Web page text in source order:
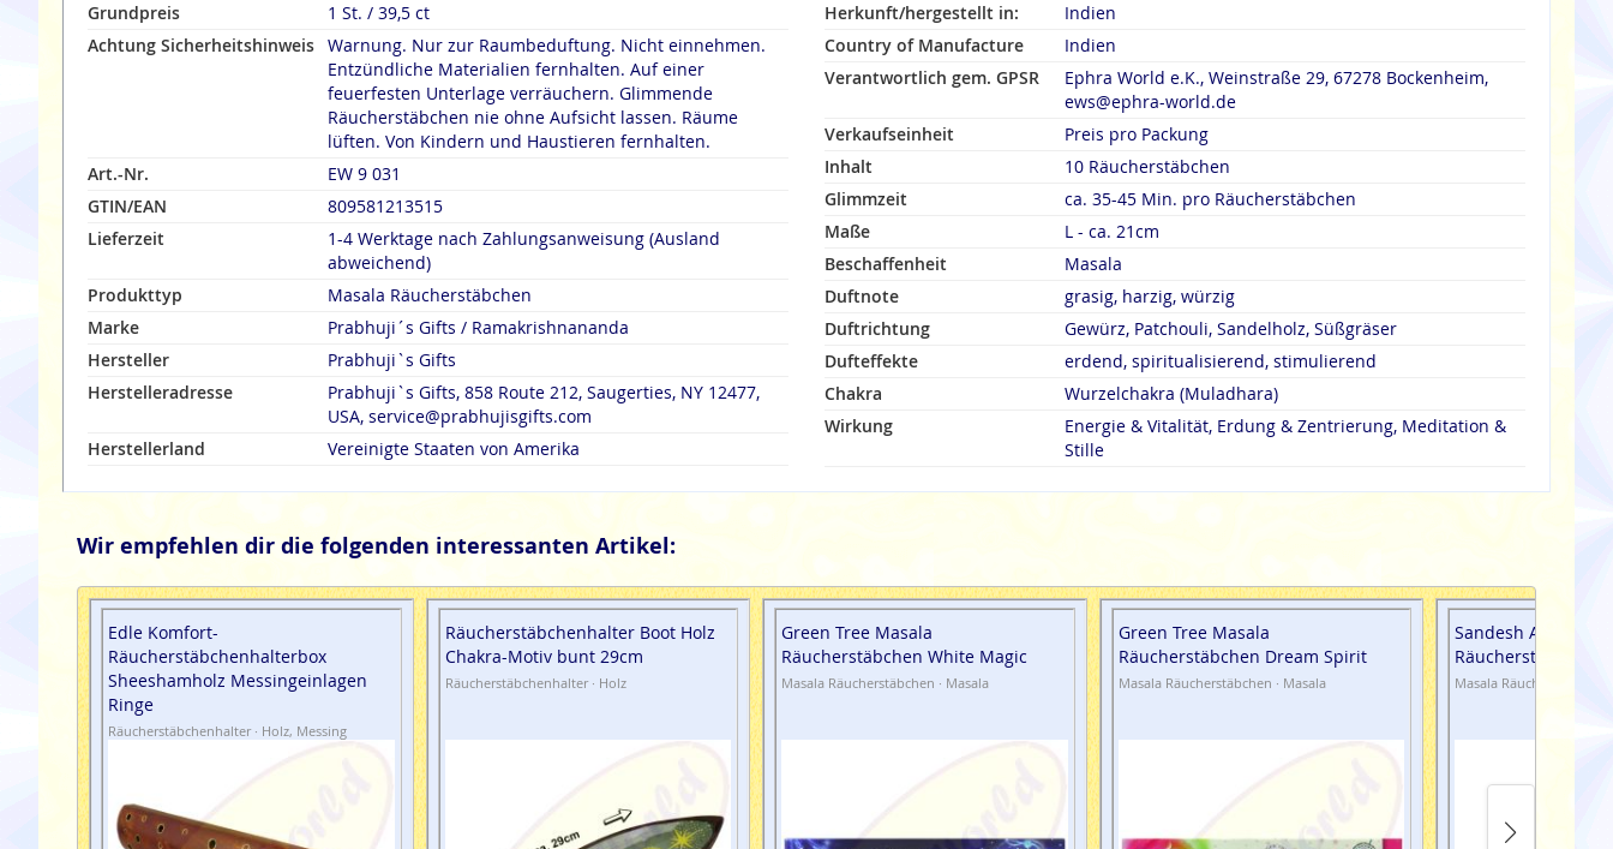
Grundpreis
1 St. / 39,5 ct
Achtung Sicherheitshinweis Warnung. Nur zur Raumbeduftung. Nicht einnehmen.
Entzündliche Materialien fernhalten. Auf einer
feuerfesten Unterlage verräuchern. Glimmende
Räucherstäbchen nie ohne Aufsicht lassen. Räume
lüften. Von Kindern und Haustieren fernhalten.
Art.-Nr.
EW 9 031
GTIN/EAN
809581213515
Lieferzeit
1-4 Werktage nach Zahlungsanweisung (Ausland
abweichend)
Produkttyp
Masala Räucherstäbchen
Marke
Prabhuji´s Gifts / Ramakrishnananda
Hersteller
Prabhuji`s Gifts
Herstelleradresse
Prabhuji`s Gifts, 858 Route 212, Saugerties, NY 12477,
USA, service@prabhujisgifts.com
Herstellerland
Vereinigte Staaten von Amerika
Herkunft/hergestellt in:
Indien
Country of Manufacture
Indien
Verantwortlich gem. GPSR
Ephra World e.K., Weinstraße 29, 67278 Bockenheim,
ews@ephra-world.de
Verkaufseinheit
Preis pro Packung
Inhalt
10 Räucherstäbchen
Glimmzeit
ca. 35-45 Min. pro Räucherstäbchen
Maße
L - ca. 21cm
Beschaffenheit
Masala
Duftnote
grasig, harzig, würzig
Duftrichtung
Gewürz, Patchouli, Sandelholz, Süßgräser
Dufteffekte
erdend, spiritualisierend, stimulierend
Chakra
Wurzelchakra (Muladhara)
Wirkung
Energie & Vitalität, Erdung & Zentrierung, Meditation &
Stille
Wir empfehlen dir die folgenden interessanten Artikel:
Edle Komfort-
Räucherstäbchenhalterbox
Sheeshamholz Messingeinlagen
Ringe
Räucherstäbchenhalter · Holz, Messing
Räucherstäbchenhalter Boot Holz
Chakra-Motiv bunt 29cm
Räucherstäbchenhalter · Holz
Green Tree Masala
Räucherstäbchen White Magic
Masala Räucherstäbchen · Masala
Green Tree Masala
Räucherstäbchen Dream Spirit
Masala Räucherstäbchen · Masala
Sandesh Amruth
Räucherstäbchen
Masala Räucherstäbchen